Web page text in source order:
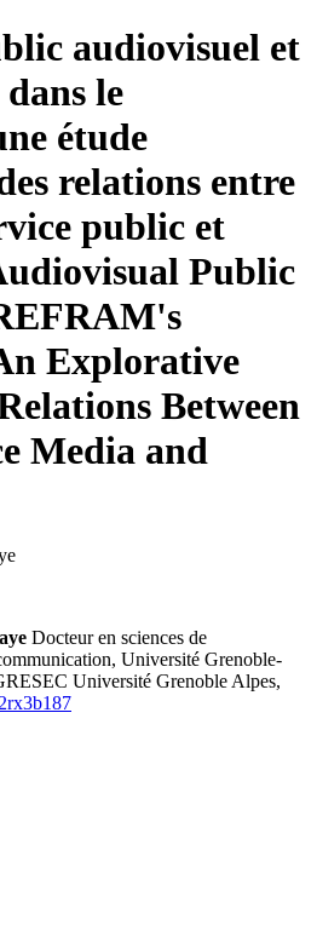
audiovisuel et
le
étude
relations entre
public et
Public
Explorative
Between
Media and
Docteur en sciences de
Université Grenoble-
Université Grenoble Alpes,